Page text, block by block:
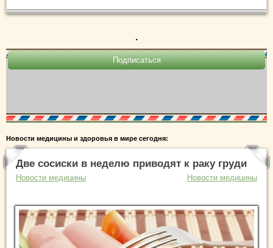
.
Новости медицины и здоровья в мире сегодня:
Две сосиски в неделю приводят к раку груди
Новости медицины Новости медицины